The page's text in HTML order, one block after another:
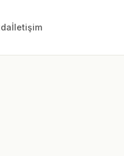
İletişim